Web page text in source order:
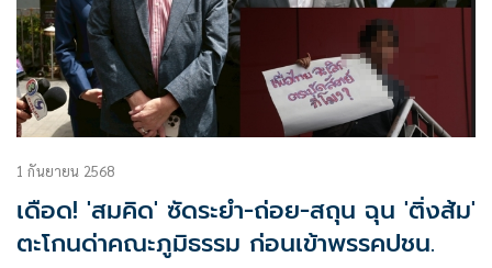
1 กันยายน 2568
เดือด! 'สมคิด' ซัดระยำ-ถ่อย-สถุน ฉุน 'ติ่งส้ม'
ตะโกนด่าคณะภูมิธรรม ก่อนเข้าพรรคปชน.